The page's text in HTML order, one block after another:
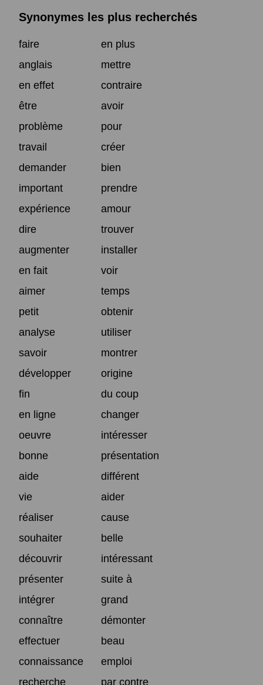
Synonymes les plus recherchés
faire
en plus
anglais
mettre
en effet
contraire
être
avoir
problème
pour
travail
créer
demander
bien
important
prendre
expérience
amour
dire
trouver
augmenter
installer
en fait
voir
aimer
temps
petit
obtenir
analyse
utiliser
savoir
montrer
développer
origine
fin
du coup
en ligne
changer
oeuvre
intéresser
bonne
présentation
aide
différent
vie
aider
réaliser
cause
souhaiter
belle
découvrir
intéressant
présenter
suite à
intégrer
grand
connaître
démonter
effectuer
beau
connaissance
emploi
recherche
par contre